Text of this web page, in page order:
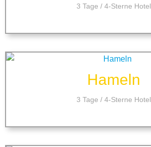
3 Tage / 4-Sterne Hotel
Hameln
3 Tage / 4-Sterne Hotel